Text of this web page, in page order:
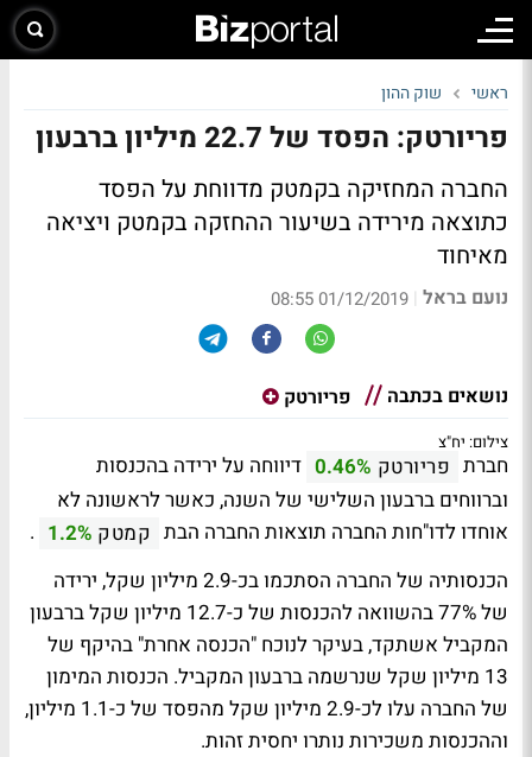
ראשי שוק ההון
פריורטק: הפסד של 22.7 מיליון ברבעון
החברה המחזיקה בקמטק מדווחת על הפסד
כתוצאה מירידה בשיעור ההחזקה בקמטק ויציאה
מאיחוד
נועם בראל |
01/12/2019 08:55
נושאים בכתבה פריורטק
צילום: יח"צ
חברת פריורטק 0.46% דיווחה על ירידה בהכנסות
וברווחים ברבעון השלישי של השנה, כאשר לראשונה לא
אוחדו לדו"חות החברה תוצאות החברה הבת קמטק 1.2%
.
הכנסותיה של החברה הסתכמו בכ-2.9 מיליון שקל, ירידה
של 77% בהשוואה להכנסות של כ-12.7 מיליון שקל ברבעון
המקביל אשתקד, בעיקר לנוכח "הכנסה אחרת" בהיקף של
13 מיליון שקל שנרשמה ברבעון המקביל. הכנסות המימון
של החברה עלו לכ-2.9 מיליון שקל מהפסד של כ-1.1 מיליון,
וההכנסות משכירות נותרו יחסית זהות.